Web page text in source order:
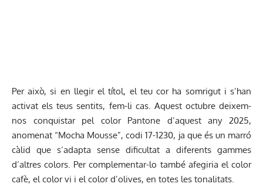
Per això, si en llegir el títol, el teu cor ha somrigut i s’han
activat els teus sentits, fem-li cas. Aquest octubre deixem-
nos conquistar pel color Pantone d’aquest any 2025,
anomenat “Mocha Mousse”, codi 17-1230, ja que és un marró
càlid que s’adapta sense dificultat a diferents gammes
d’altres colors. Per complementar-lo també afegiria el color
cafè, el color vi i el color d’olives, en totes les tonalitats.